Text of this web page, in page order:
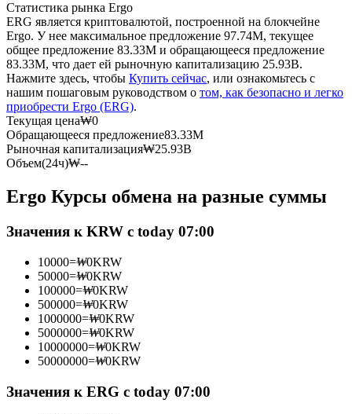
USDC фьючерсы
Фьючерсы с использованием USDC в качестве
обеспечения
Присоединяйтесь к лучшим трейдерам
Станьте копи-трейдером
Статистика рынка Ergo
ERG является криптовалютой, построенной на блокчейне
Ergo. У нее максимальное предложение 97.74M, текущее
общее предложение 83.33M и обращающееся предложение
83.33M, что дает ей рыночную капитализацию 25.93B.
Нажмите здесь, чтобы Купить сейчас, или ознакомьтесь с
нашим пошаговым руководством о том, как безопасно и легко
приобрести Ergo (ERG).
Текущая цена₩0
Обращающееся предложение83.33M
Рыночная капитализация₩25.93B
Объем(24ч)₩--
Ergo Курсы обмена на разные суммы
Значения к KRW с today 07:00
10000=₩0KRW
50000=₩0KRW
100000=₩0KRW
500000=₩0KRW
1000000=₩0KRW
5000000=₩0KRW
10000000=₩0KRW
50000000=₩0KRW
Значения к ERG с today 07:00